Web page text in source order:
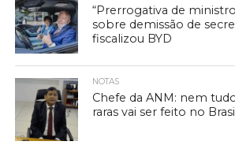
“Prerrogativa de
sobre demissão de
fiscalizou BYD
NOTAS
Chefe da ANM: nem
raras vai ser feito no